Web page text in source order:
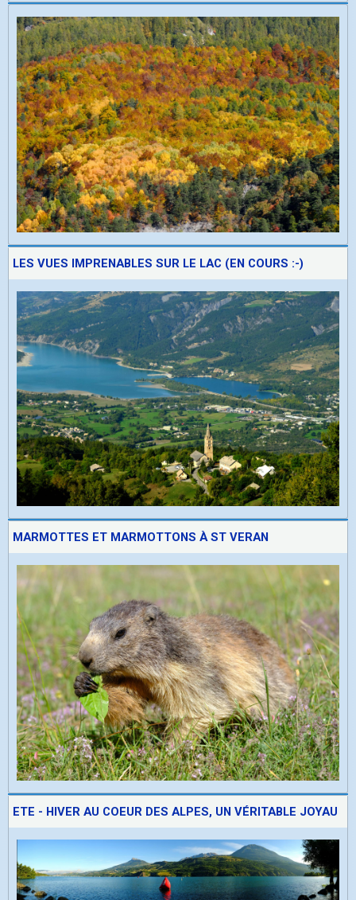
LES VUES IMPRENABLES SUR LE LAC (EN COURS :-)
MARMOTTES ET MARMOTTONS À ST VERAN
ETE - HIVER AU COEUR DES ALPES, UN VÉRITABLE JOYAU